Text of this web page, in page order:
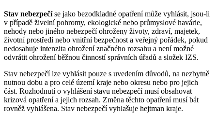
Stav nebezpečíse jako bezodkladné opatření může vyhlásit, jsou-li
v případě živelní pohromy, ekologické nebo průmyslové havárie,
nehody nebo jiného nebezpečí ohroženy životy, zdraví, majetek,
životní prostředí nebo vnitřní bezpečnost a veřejný pořádek, pokud
nedosahuje intenzita ohrožení značného rozsahu a není možné
odvrátit ohrožení běžnou činností správních úřadů a složek IZS.
Stav nebezpečí lze vyhlásit pouze s uvedením důvodů, na nezbytně
nutnou dobu a pro celé území kraje nebo okresu nebo pro jejich
část. Rozhodnutí o vyhlášení stavu nebezpečí musí obsahovat
krizová opatření a jejich rozsah. Změna těchto opatření musí bát
rovněž vyhlášena. Stav nebezpečí vyhlašuje hejtman kraje.